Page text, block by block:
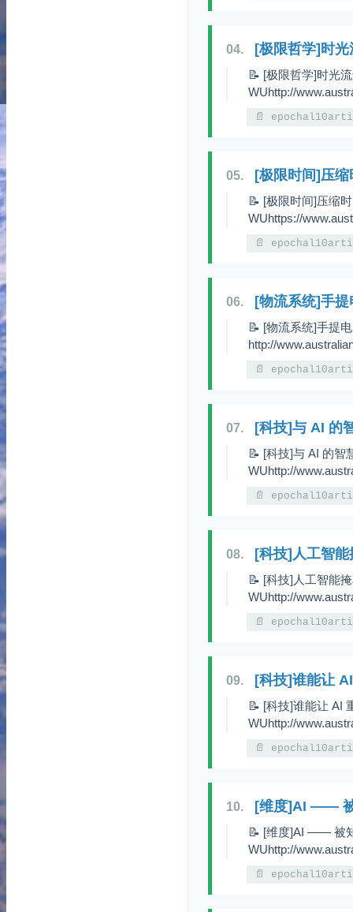
04. [极限哲学]时
📝 [极限哲学]时光
WUhttp://
📄
05. [极限时间]压缩
📝 [极限时间]压缩
WUhttps://
📄
06. [物流系统]手
📝 [物流系统]手提
http://
📄
07. [科技]与 AI 的
📝 [科技]与 AI 的智
WUhttp://
📄
08. [科技]人工智
📝 [科技]人工智能
WUhttp://
📄
09. [科技]谁能让
📝 [科技]谁能让 AI
WUhttp://
📄
10. [维度]AI ——
📝 [维度]AI —— 被
WUhttp://
📄